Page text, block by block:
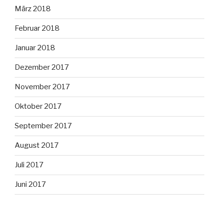
März 2018
Februar 2018
Januar 2018
Dezember 2017
November 2017
Oktober 2017
September 2017
August 2017
Juli 2017
Juni 2017